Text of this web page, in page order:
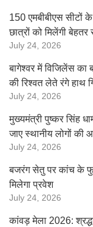
150 एमबीबीएस सीटों
छात्रों को मिलेंगी बेहतर
July 24, 2026
बागेश्वर में विजिलेंस का
की रिश्वत लेते रंगे हाथ
July 24, 2026
मुख्यमंत्री पुष्कर सिंह
जाए स्थानीय लोगों की
July 24, 2026
बजरंग सेतु पर कांच के
मिलेगा प्रवेश
July 24, 2026
कांवड़ मेला 2026: